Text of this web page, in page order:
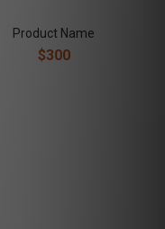
Product Name
$300